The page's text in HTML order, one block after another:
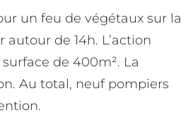
un feu de végétaux sur la
de 14h. L’action
de 400m². La
Au total, neuf pompiers